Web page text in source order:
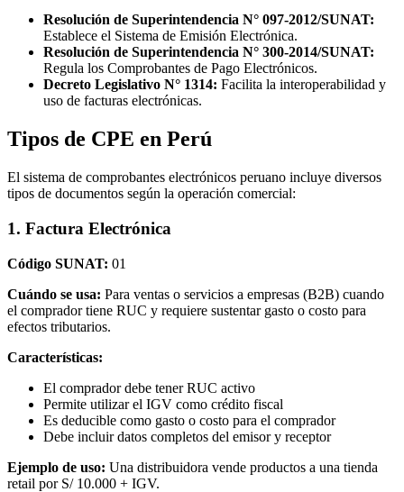
Resolución de Superintendencia N° 097-2012/SUNAT:
Establece el Sistema de Emisión Electrónica.
Resolución de Superintendencia N° 300-2014/SUNAT:
Regula los Comprobantes de Pago Electrónicos.
Decreto Legislativo N° 1314: Facilita la interoperabilidad y
uso de facturas electrónicas.
Tipos de CPE en Perú
El sistema de comprobantes electrónicos peruano incluye diversos
tipos de documentos según la operación comercial:
1. Factura Electrónica
Código SUNAT: 01
Cuándo se usa: Para ventas o servicios a empresas (B2B) cuando
el comprador tiene RUC y requiere sustentar gasto o costo para
efectos tributarios.
Características:
El comprador debe tener RUC activo
Permite utilizar el IGV como crédito fiscal
Es deducible como gasto o costo para el comprador
Debe incluir datos completos del emisor y receptor
Ejemplo de uso: Una distribuidora vende productos a una tienda
retail por S/ 10.000 + IGV.